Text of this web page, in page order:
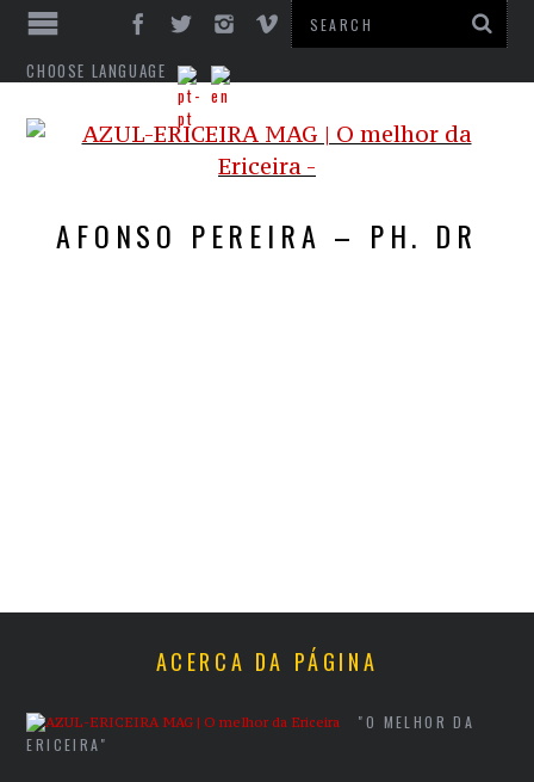
CHOOSE LANGUAGE
AFONSO PEREIRA – PH. DR
ACERCA DA PÁGINA
"O MELHOR DA
ERICEIRA"